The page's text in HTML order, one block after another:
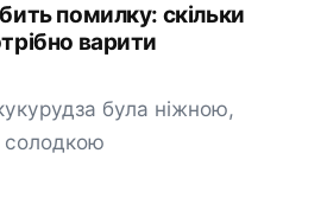
помилку: скільки
варити
була ніжною,
солодкою